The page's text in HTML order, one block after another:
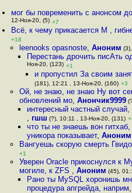
мог бы повременить с анонсом
12-Ноя-20, (5) +7
Всё, к чему прикасается M ,
+18
leenooks opasnoste, Аноним
Перестань дрoчить писАть
Ноя-20, (123) +1
и пропустил За своим
(181), 12:21 , 13-Ноя-20, (160) +3
Ой, не знаю, не знаю Ну вот
обновлений мо, Анончик9999
интересный частный
, гшш (?), 10:11 , 13-Ноя-20, (131)
что ты не знаешь вон
уникора показывает, Аноним
Вангуешь скорую смерть Гвидо
+1
Уверен Oracle прикоснулся к
могиле, к ZFS , Аноним (45),
Рано ты MySQL хоронишь
процедура апгрейда, наприм,